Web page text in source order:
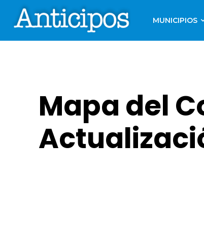
MUNICIPIOS
Mapa del